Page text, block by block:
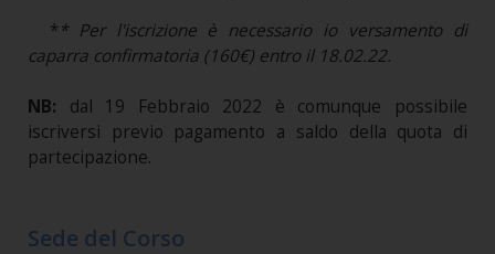
** Per l'iscrizione è necessario io versamento di
caparra confirmatoria (160€) entro il 18.02.22.
NB: dal 19 Febbraio 2022 è comunque possibile
iscriversi previo pagamento a saldo della quota di
partecipazione.
Sede del Corso